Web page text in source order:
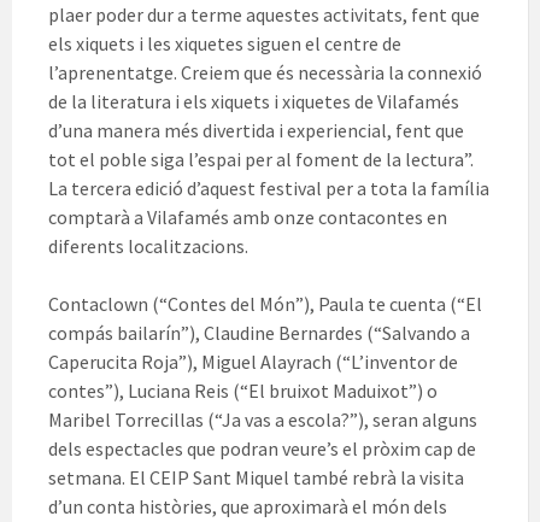
plaer poder dur a terme aquestes activitats, fent que
els xiquets i les xiquetes siguen el centre de
l’aprenentatge. Creiem que és necessària la connexió
de la literatura i els xiquets i xiquetes de Vilafamés
d’una manera més divertida i experiencial, fent que
tot el poble siga l’espai per al foment de la lectura”.
La tercera edició d’aquest festival per a tota la família
comptarà a Vilafamés amb onze contacontes en
diferents localitzacions.
Contaclown (“Contes del Món”), Paula te cuenta (“El
compás bailarín”), Claudine Bernardes (“Salvando a
Caperucita Roja”), Miguel Alayrach (“L’inventor de
contes”), Luciana Reis (“El bruixot Maduixot”) o
Maribel Torrecillas (“Ja vas a escola?”), seran alguns
dels espectacles que podran veure’s el pròxim cap de
setmana. El CEIP Sant Miquel també rebrà la visita
d’un conta històries, que aproximarà el món dels